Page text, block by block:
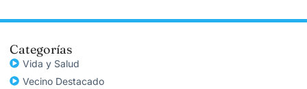
Categorías
Vida y Salud
Vecino Destacado